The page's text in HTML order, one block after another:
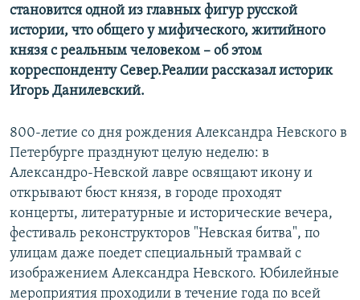
становится одной из главных фигур русской
истории, что общего у мифического, житийного
князя с реальным человеком – об этом
корреспонденту Север.Реалии рассказал историк
Игорь Данилевский.
800-летие со дня рождения Александра Невского в
Петербурге празднуют целую неделю: в
Александро-Невской лавре освящают икону и
открывают бюст князя, в городе проходят
концерты, литературные и исторические вечера,
фестиваль реконструкторов "Невская битва", по
улицам даже поедет специальный трамвай с
изображением Александра Невского. Юбилейные
мероприятия проходили в течение года по всей